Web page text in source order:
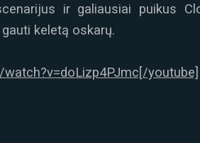
ir galiausiai puikus
keletą oskarų.
youtube]